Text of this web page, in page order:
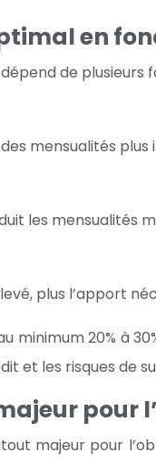
en
de plusieurs
mensualités
les mensualités
plus l’apport
minimum 20% à
et les risques de
pour
majeur pour